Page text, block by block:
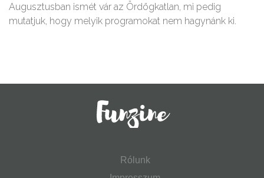
Augusztusban ismét vár az Ördögkatlan, mi pedig
mutatjuk, hogy melyik programokat nem hagynánk ki.
Rólunk